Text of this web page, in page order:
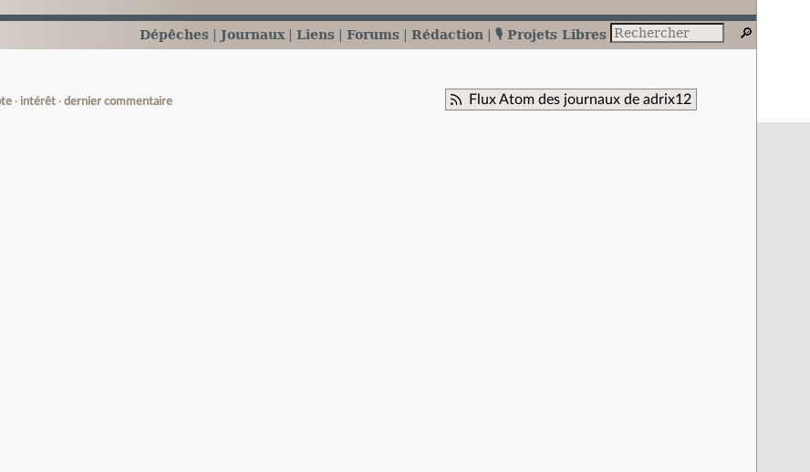
Dépêches Journaux Liens Forums Rédaction 🎙️ Projets Libres
Flux Atom des journaux de adrix12
intérêt dernier commentaire